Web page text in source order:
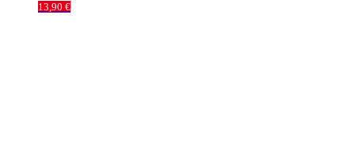
13,90 €